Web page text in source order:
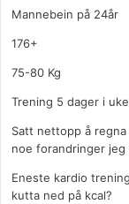
Mannebein på 24år
176+
75-80 Kg
Trening 5 dager i
Satt nettopp å
noe forandringer jeg
Eneste kardio
kutta ned på kcal?